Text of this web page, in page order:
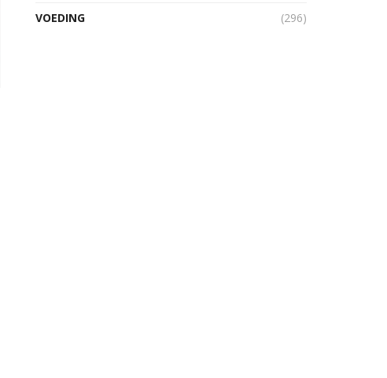
VOEDING
(296)